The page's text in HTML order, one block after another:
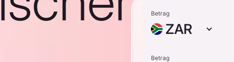
Betrag
ZAR
Betrag